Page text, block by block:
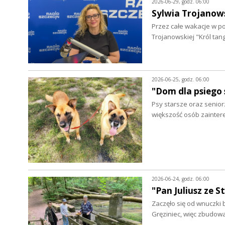
Sylwia
Przez całe wakacje w
Trojanowskiej "Król
2026-06-25, godz. 06:00
"Dom dla
Psy starsze oraz
większość osób
2026-06-24, godz. 06:00
"Pan Juliusz ze
Zaczęło się od
Gręziniec, więc